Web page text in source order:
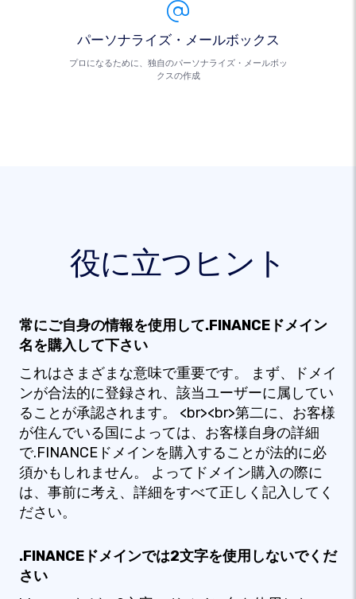
パーソナライズ・メールボックス
プロになるために、独自のパーソナライズ・メールボッ
クスの作成
役に立つヒント
常にご自身の情報を使用して.FINANCEドメイン
名を購入して下さい
これはさまざまな意味で重要です。 まず、ドメイ
ンが合法的に登録され、該当ユーザーに属してい
ることが承認されます。 <br><br>第二に、お客様
が住んでいる国によっては、お客様自身の詳細
で.FINANCEドメインを購入することが法的に必
須かもしれません。 よってドメイン購入の際に
は、事前に考え、詳細をすべて正しく記入してく
ださい。
.FINANCEドメインでは2文字を使用しないでくだ
さい